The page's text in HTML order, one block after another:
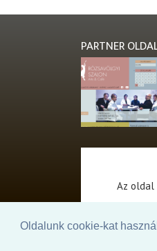
Oldalunk cookie-kat
PARTNER
Az oldal